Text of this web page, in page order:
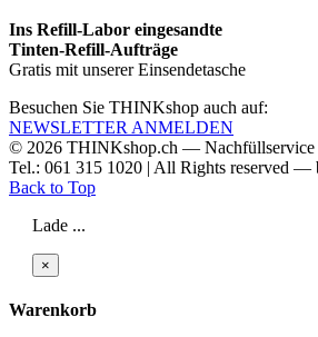
Ins Refill-Labor eingesandte
Tinten-Refill-Aufträge
Gratis mit unserer Einsendetasche
Besuchen Sie THINKshop auch auf:
NEWSLETTER ANMELDEN
© 2026 THINKshop.ch —
Tel.: 061 315 1020 | All Rights reserved —
Back to Top
Lade ...
×
Warenkorb